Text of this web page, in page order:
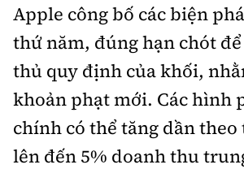
Nguyễn Đức Thắng, La Đức Hùng
Hotline:
0901 514 799
Quảng cáo và Phát
0915 057 282
Email:bandoc@baoxaydung.vn
Cấm sao chép dưới mọi hình thức
chấp thuận bằng văn bản.
Apple công bố các biện
thứ năm, đúng hạn chót
thủ quy định của khối,
khoản phạt mới. Các hình
chính có thể tăng dần
lên đến 5% doanh thu